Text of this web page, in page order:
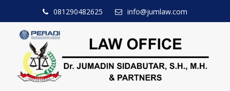
081290482625 info@jumlaw.com